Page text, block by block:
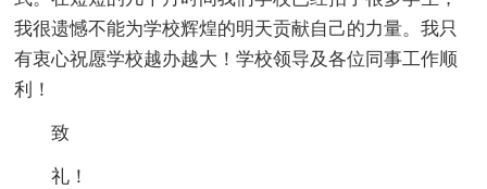
我很遗憾不能为学校辉煌的明天贡献自己的力量。我只
有衷心祝愿学校越办越大！学校领导及各位同事工作顺
利！
致
礼！